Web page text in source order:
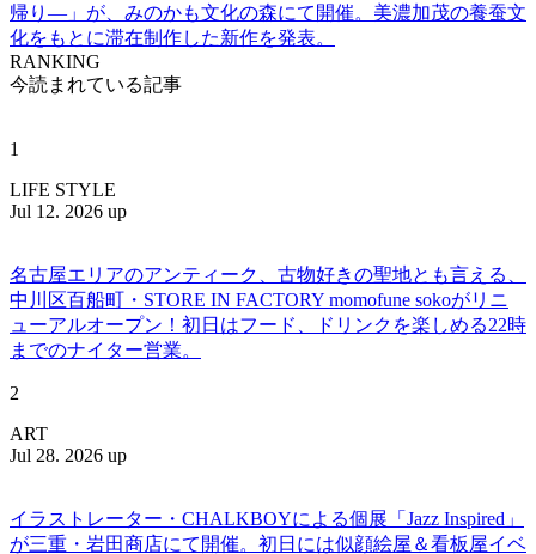
帰り―」が、みのかも文化の森にて開催。美濃加茂の養蚕文
化をもとに滞在制作した新作を発表。
RANKING
今読まれている記事
1
LIFE STYLE
Jul 12. 2026 up
名古屋エリアのアンティーク、古物好きの聖地とも言える、
中川区百船町・STORE IN FACTORY momofune sokoがリニ
ューアルオープン！初日はフード、ドリンクを楽しめる22時
までのナイター営業。
2
ART
Jul 28. 2026 up
イラストレーター・CHALKBOYによる個展「Jazz Inspired」
が三重・岩田商店にて開催。初日には似顔絵屋＆看板屋イベ